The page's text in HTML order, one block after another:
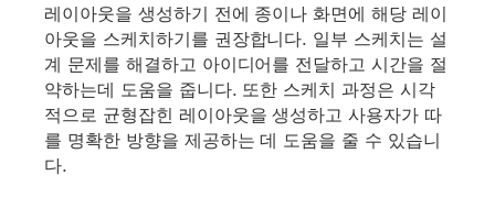
레이아웃을 생성하기 전에 종이나 화면에 해당 레이
아웃을 스케치하기를 권장합니다. 일부 스케치는 설
계 문제를 해결하고 아이디어를 전달하고 시간을 절
약하는데 도움을 줍니다. 또한 스케치 과정은 시각
적으로 균형잡힌 레이아웃을 생성하고 사용자가 따
를 명확한 방향을 제공하는 데 도움을 줄 수 있습니
다.